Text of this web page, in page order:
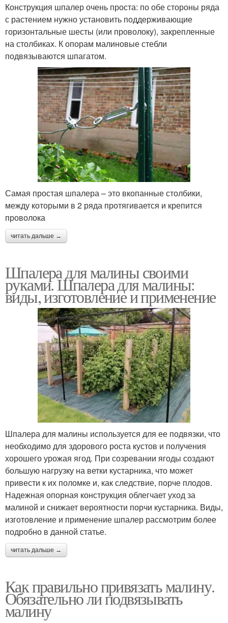
Конструкция шпалер очень проста: по обе стороны ряда
с растением нужно установить поддерживающие
горизонтальные шесты (или проволоку), закрепленные
на столбиках. К опорам малиновые стебли
подвязываются шпагатом.
Самая простая шпалера – это вкопанные столбики,
между которыми в 2 ряда протягивается и крепится
проволока
читать дальше →
Шпалера для малины своими
руками. Шпалера для малины:
виды, изготовление и применение
Шпалера для малины используется для ее подвязки, что
необходимо для здорового роста кустов и получения
хорошего урожая ягод. При созревании ягоды создают
большую нагрузку на ветки кустарника, что может
привести к их поломке и, как следствие, порче плодов.
Надежная опорная конструкция облегчает уход за
малиной и снижает вероятности порчи кустарника. Виды,
изготовление и применение шпалер рассмотрим более
подробно в данной статье.
читать дальше →
Как правильно привязать малину.
Обязательно ли подвязывать
малину